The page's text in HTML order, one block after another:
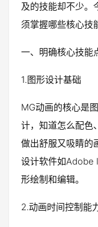
及的技能却不少。
须掌握哪些核心技
一、明确核心技能
1.图形设计基础
MG动画的核心是
计，知道怎么配色
做出舒服又吸睛的
设计软件如Adobe
形绘制和编辑。
2.动画时间控制能